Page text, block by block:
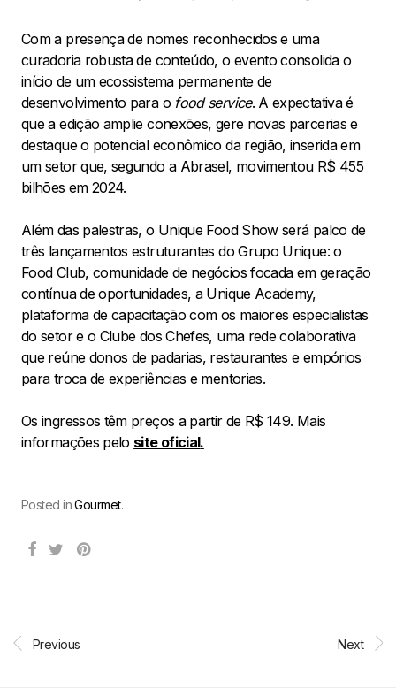
Com a presença de nomes reconhecidos e uma
curadoria robusta de conteúdo, o evento consolida o
início de um ecossistema permanente de
desenvolvimento para o food service. A expectativa é
que a edição amplie conexões, gere novas parcerias e
destaque o potencial econômico da região, inserida em
um setor que, segundo a Abrasel, movimentou R$ 455
bilhões em 2024.
Além das palestras, o Unique Food Show será palco de
três lançamentos estruturantes do Grupo Unique: o
Food Club, comunidade de negócios focada em geração
contínua de oportunidades, a Unique Academy,
plataforma de capacitação com os maiores especialistas
do setor e o Clube dos Chefes, uma rede colaborativa
que reúne donos de padarias, restaurantes e empórios
para troca de experiências e mentorias.
Os ingressos têm preços a partir de R$ 149. Mais
informações pelo site oficial.
Posted inGourmet.
Previous Next